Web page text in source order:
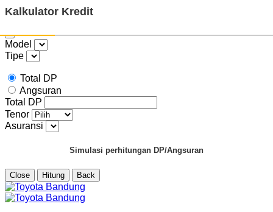
Kalkulator Kredit
Model
Tipe
Total DP
Angsuran
Total DP
Tenor
Asuransi
Simulasi perhitungan DP/Angsuran
Close Hitung Back
Skip
to